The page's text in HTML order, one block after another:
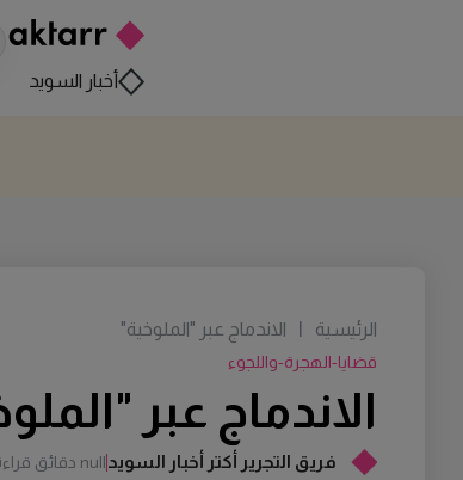
أخبار السويد
فريق التجرير أكتر أخبار السويدnull دقائق قراءة
الاندماج عبر
قضايا-الهجرة-واللجوء
الرئيسية | الاندماج عبر "الملوخية"